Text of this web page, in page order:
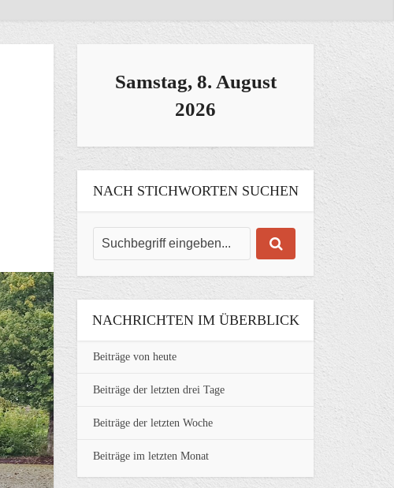
Samstag, 8. August
2026
NACH STICHWORTEN SUCHEN
NACHRICHTEN IM ÜBERBLICK
Beiträge von heute
Beiträge der letzten drei Tage
Beiträge der letzten Woche
Beiträge im letzten Monat